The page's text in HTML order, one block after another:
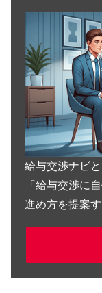
給与交渉ナビ
「給与交渉に
進め方を提案す